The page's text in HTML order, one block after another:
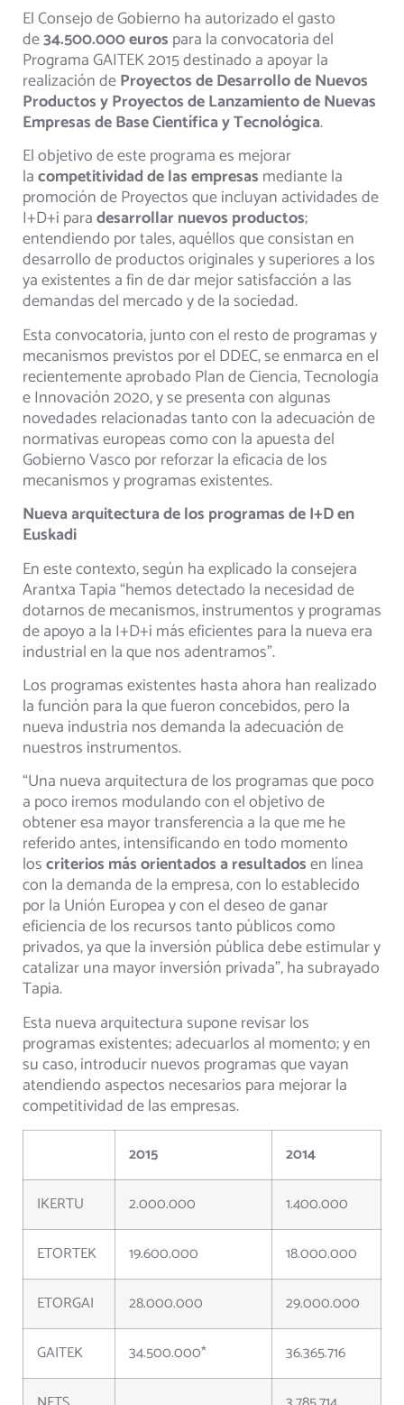
El Consejo de Gobierno ha autorizado el gasto
de34.500.000 euros para la convocatoria del
Programa GAITEK 2015 destinado a apoyar la
realización deProyectos de Desarrollo de Nuevos
Productos y Proyectos de Lanzamiento de Nuevas
Empresas de Base Científica y Tecnológica.
El objetivo de este programa es mejorar
lacompetitividad de las empresas mediante la
promoción de Proyectos que incluyan actividades de
I+D+i paradesarrollar nuevos productos;
entendiendo por tales, aquéllos que consistan en
desarrollo de productos originales y superiores a los
ya existentes a fin de dar mejor satisfacción a las
demandas del mercado y de la sociedad.
Esta convocatoria, junto con el resto de programas y
mecanismos previstos por el DDEC, se enmarca en el
recientemente aprobado Plan de Ciencia, Tecnología
e Innovación 2020, y se presenta con algunas
novedades relacionadas tanto con la adecuación de
normativas europeas como con la apuesta del
Gobierno Vasco por reforzar la eficacia de los
mecanismos y programas existentes.
Nueva arquitectura de los programas de I+D en
Euskadi
En este contexto, según ha explicado la consejera
Arantxa Tapia “hemos detectado la necesidad de
dotarnos de mecanismos, instrumentos y programas
de apoyo a la I+D+i más eficientes para la nueva era
industrial en la que nos adentramos”.
Los programas existentes hasta ahora han realizado
la función para la que fueron concebidos, pero la
nueva industria nos demanda la adecuación de
nuestros instrumentos.
“Una nueva arquitectura de los programas que poco
a poco iremos modulando con el objetivo de
obtener esa mayor transferencia a la que me he
referido antes, intensificando en todo momento
loscriterios más orientados a resultadosen línea
con la demanda de la empresa, con lo establecido
por la Unión Europea y con el deseo de ganar
eficiencia de los recursos tanto públicos como
privados, ya que la inversión pública debe estimular y
catalizar una mayor inversión privada”, ha subrayado
Tapia.
Esta nueva arquitectura supone revisar los
programas existentes; adecuarlos al momento; y en
su caso, introducir nuevos programas que vayan
atendiendo aspectos necesarios para mejorar la
competitividad de las empresas.
2015 2014
IKERTU 2.000.000 1.400.000
ETORTEK 19.600.000 18.000.000
ETORGAI 28.000.000 29.000.000
GAITEK 34.500.000* 36.365.716